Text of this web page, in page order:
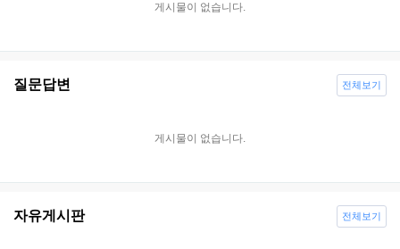
게시물이 없습니다.
질문답변
게시물이 없습니다.
전체보기
자유게시판 전체보기